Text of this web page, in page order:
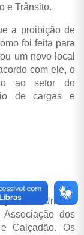
e Trânsito.
a proibição de
foi feita para
um novo local
com ele, o
ao setor do
de cargas e
Urbano
Associação dos
Calçadão. Os